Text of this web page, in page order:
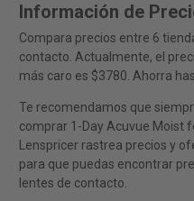
Información de
Compara precios entre 6
contacto. Actualmente, el
más caro es $3780. Ahorra
Te recomendamos que
comprar 1-Day Acuvue Moist
Lenspricer rastrea precios y
para que puedas encontrar
lentes de contacto.